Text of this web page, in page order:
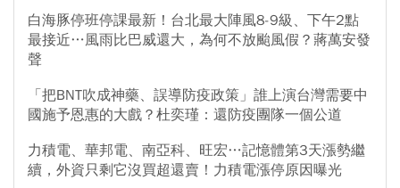
白海豚停班停課最新！台北最大陣風8-9級、下午2點
最接近…風雨比巴威還大，為何不放颱風假？蔣萬安發
聲
「把BNT吹成神藥、誤導防疫政策」誰上演台灣需要中
國施予恩惠的大戲？杜奕瑾：還防疫團隊一個公道
力積電、華邦電、南亞科、旺宏…記憶體第3天漲勢繼
續，外資只剩它沒買超還賣！力積電漲停原因曝光